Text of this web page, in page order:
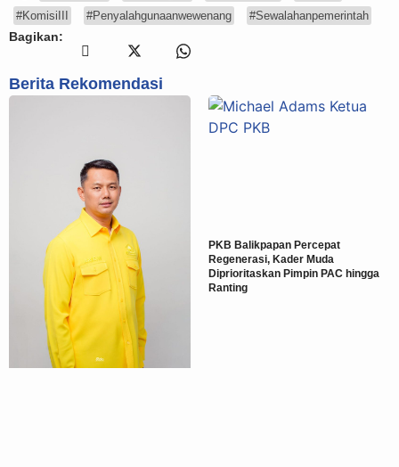
#KomisiIII
#Penyalahgunaanwewenang #Sewalahanpemerintah
Bagikan:
Berita Rekomendasi
PKB Balikpapan Percepat
Regenerasi, Kader Muda
Diprioritaskan Pimpin PAC hingga
Ranting